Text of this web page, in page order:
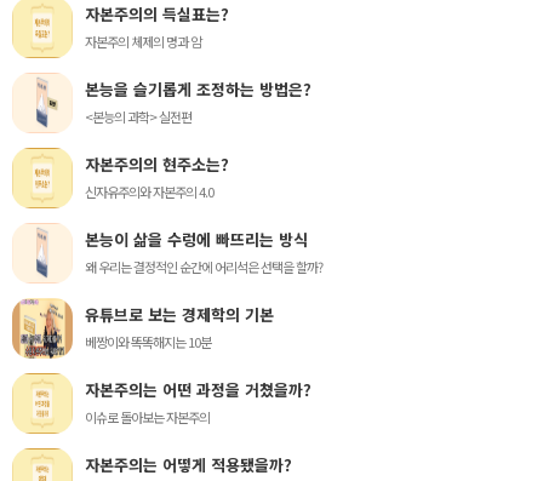
자본주의의 득실표는?
자본주의 체제의 명과 암
본능을 슬기롭게 조정하는 방법은?
<본능의 과학> 실전편
자본주의의 현주소는?
신자유주의와 자본주의 4.0
본능이 삶을 수렁에 빠뜨리는 방식
왜 우리는 결정적인 순간에 어리석은 선택을 할까?
유튜브로 보는 경제학의 기본
베짱이와 똑똑해지는 10분
자본주의는 어떤 과정을 거쳤을까?
이슈로 돌아보는 자본주의
자본주의는 어떻게 적용됐을까?